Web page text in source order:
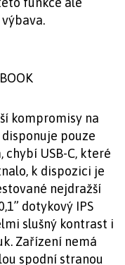
kompromisy na
pouze
USB-C, které
k dispozici je
nejdražší
dotykový IPS
slušný kontrast i
Zařízení nemá
spodní stranou